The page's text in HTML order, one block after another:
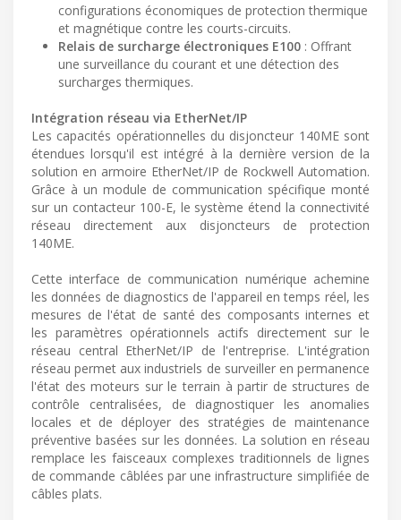
configurations économiques de protection thermique
et magnétique contre les courts-circuits.
Relais de surcharge électroniques E100 : Offrant
une surveillance du courant et une détection des
surcharges thermiques.
Intégration réseau via EtherNet/IP
Les capacités opérationnelles du disjoncteur 140ME sont
étendues lorsqu'il est intégré à la dernière version de la
solution en armoire EtherNet/IP de Rockwell Automation.
Grâce à un module de communication spécifique monté
sur un contacteur 100-E, le système étend la connectivité
réseau directement aux disjoncteurs de protection
140ME.
Cette interface de communication numérique achemine
les données de diagnostics de l'appareil en temps réel, les
mesures de l'état de santé des composants internes et
les paramètres opérationnels actifs directement sur le
réseau central EtherNet/IP de l'entreprise. L'intégration
réseau permet aux industriels de surveiller en permanence
l'état des moteurs sur le terrain à partir de structures de
contrôle centralisées, de diagnostiquer les anomalies
locales et de déployer des stratégies de maintenance
préventive basées sur les données. La solution en réseau
remplace les faisceaux complexes traditionnels de lignes
de commande câblées par une infrastructure simplifiée de
câbles plats.